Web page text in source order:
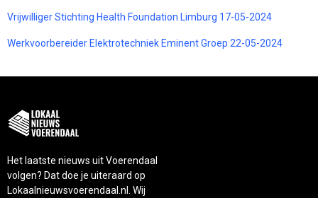
Vrijwilliger Stichting Health Foundation Limburg 17-05-2024
Werkvoorbereider Elektrotechniek Eminent Groep 22-05-2024
Het laatste nieuws uit Voerendaal
volgen? Dat doe je uiteraard op
Lokaalnieuwsvoerendaal.nl. Wij